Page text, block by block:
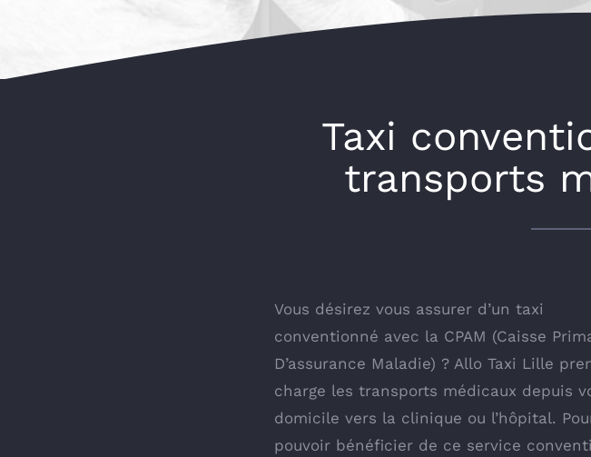
Taxi
transports
Vous désirez vous assurer d’un taxi
conventionné avec la CPAM (Caisse
D’assurance Maladie) ? Allo Taxi Lille
charge les transports médicaux depuis
domicile vers la clinique ou l’hôpital.
pouvoir bénéficier de ce service